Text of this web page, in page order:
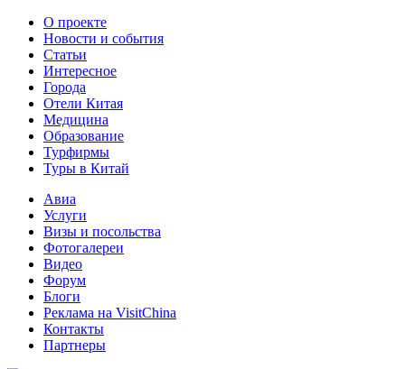
О проекте
Новости и события
Статьи
Интересное
Города
Отели Китая
Медицина
Образование
Турфирмы
Туры в Китай
Авиа
Услуги
Визы и посольства
Фотогалереи
Видео
Форум
Блоги
Реклама на VisitChina
Контакты
Партнеры